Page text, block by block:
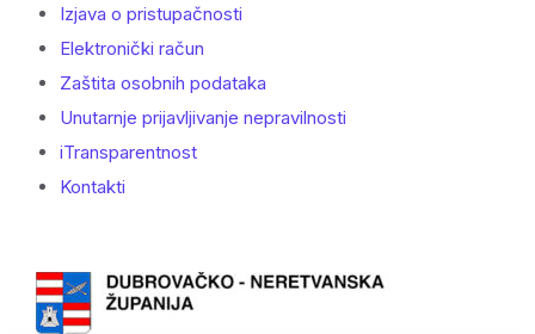
Izjava o pristupačnosti
Elektronički račun
Zaštita osobnih podataka
Unutarnje prijavljivanje nepravilnosti
iTransparentnost
Kontakti